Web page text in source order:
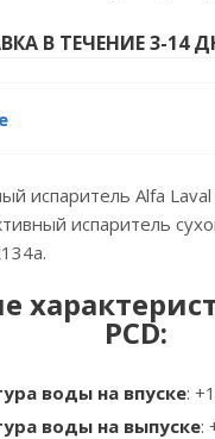
В ТЕЧЕНИЕ 3-14
испаритель Alfa
испаритель
PCD:
воды на впуске:
воды на выпуске: